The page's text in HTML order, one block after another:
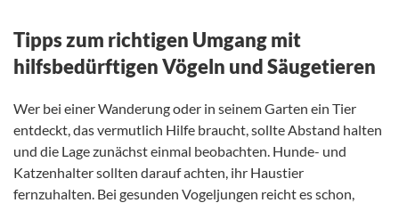
Tipps zum richtigen Umgang mit
hilfsbedürftigen Vögeln und Säugetieren
Wer bei einer Wanderung oder in seinem Garten ein Tier
entdeckt, das vermutlich Hilfe braucht, sollte Abstand halten
und die Lage zunächst einmal beobachten. Hunde- und
Katzenhalter sollten darauf achten, ihr Haustier
fernzuhalten. Bei gesunden Vogeljungen reicht es schon,